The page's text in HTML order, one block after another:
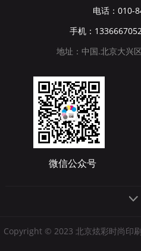
电话：010-
手机：
地址：中国.北京大兴
微信公众号
Copyright © 2023 北京炫彩时尚印